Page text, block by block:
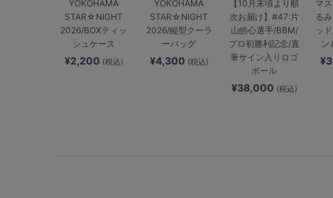
YOKOHAMA
STAR☆NIGHT
2026/BOXティッ
シュケース
¥2,200 (税込)
YOKOHAMA
STAR☆NIGHT
2026/縦型クーラ
ーバッグ
¥4,300 (税込)
【10月末頃より順
次お届け】#47:片
山皓心選手/BBM/
プロ初勝利記念/直
筆サイン入りロゴ
ボール
¥38,000 (税込)
マ
る
ッ
ン